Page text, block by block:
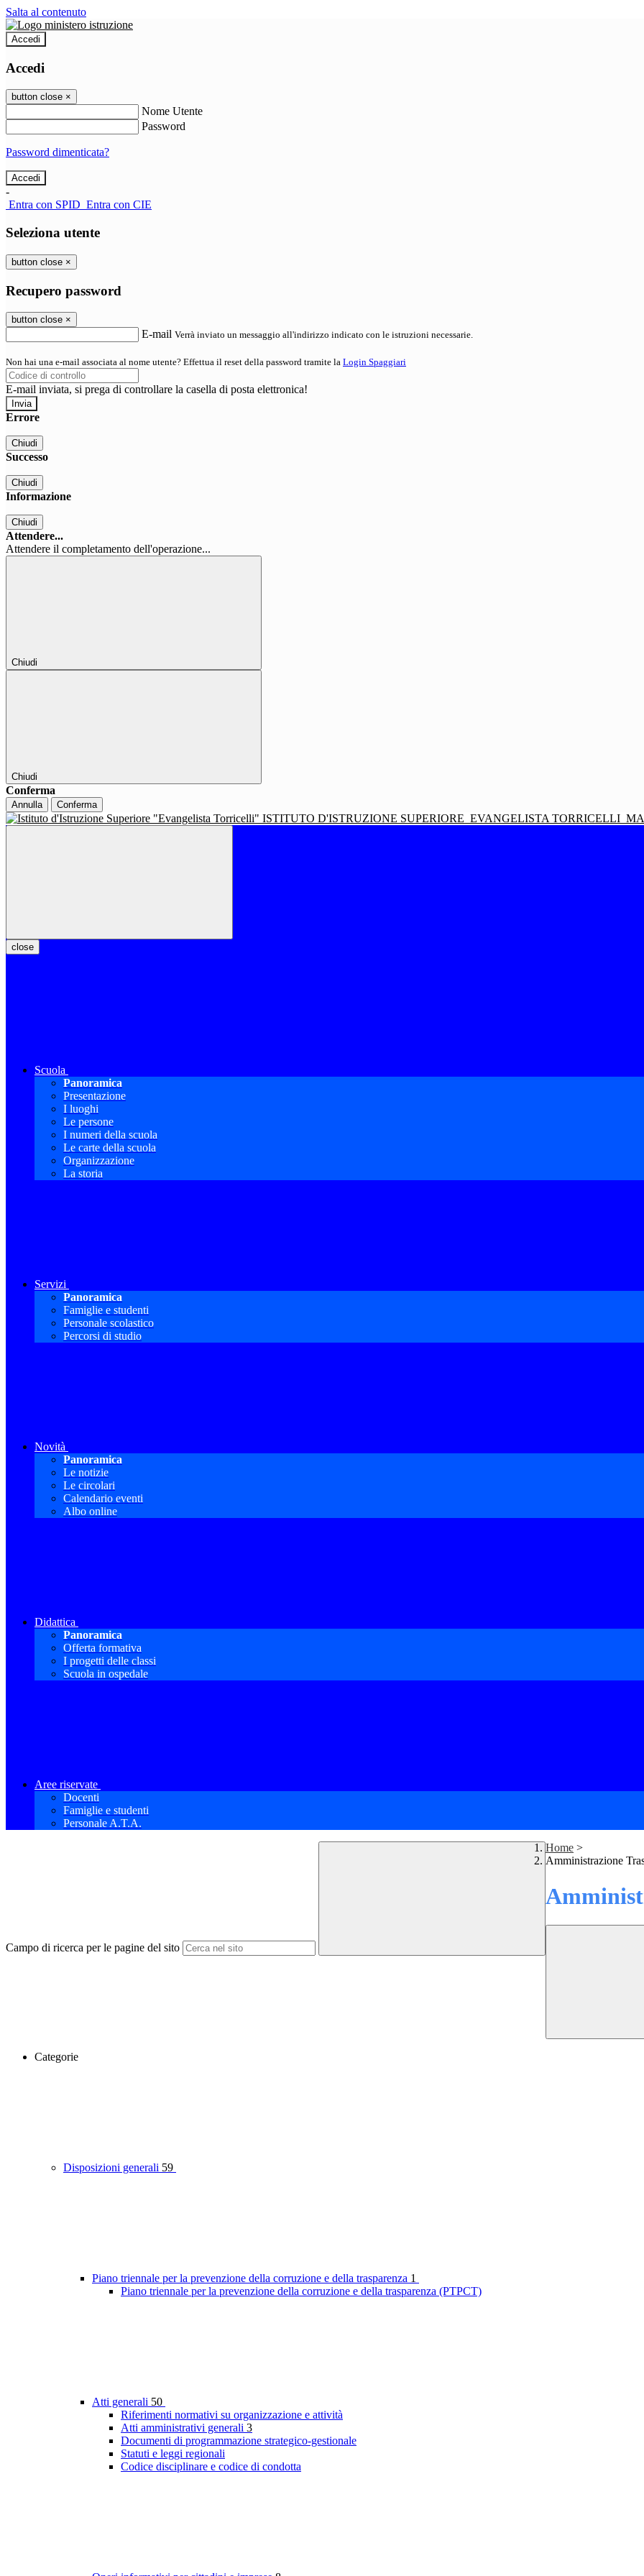
Salta al contenuto
Accedi
Accedi
button close ×
Nome Utente
Password
Password dimenticata?
-
Entra con SPID Entra con CIE
Seleziona utente
button close ×
Recupero password
button close ×
E-mail Verrà inviato un messaggio all'indirizzo indicato con le istruzioni necessarie.
Non hai una e-mail associata al nome utente? Effettua il reset della password tramite la Login Spaggiari
E-mail inviata, si prega di controllare la casella di posta elettronica!
Errore
Chiudi
Successo
Chiudi
Informazione
Chiudi
Attendere...
Attendere il completamento dell'operazione...
Chiudi
Chiudi
Conferma
Annulla Conferma
ISTITUTO D'ISTRUZIONE SUPERIORE EVANGELISTA TORRICELLI
close
Scuola
Panoramica
Presentazione
I luoghi
Le persone
I numeri della scuola
Le carte della scuola
Organizzazione
La storia
Servizi
Panoramica
Famiglie e studenti
Personale scolastico
Percorsi di studio
Novità
Panoramica
Le notizie
Le circolari
Calendario eventi
Albo online
Didattica
Panoramica
Offerta formativa
I progetti delle classi
Scuola in ospedale
Aree riservate
Docenti
Famiglie e studenti
Personale A.T.A.
Campo di ricerca per le pagine del sito
Home >
Amministrazione
Categorie
Disposizioni generali 59
Piano triennale per la prevenzione della corruzione e della trasparenza 1
Piano triennale per la prevenzione della corruzione e della trasparenza (PTPCT)
Atti generali 50
Riferimenti normativi su organizzazione e attività
Atti amministrativi generali 3
Documenti di programmazione strategico-gestionale
Statuti e leggi regionali
Codice disciplinare e codice di condotta